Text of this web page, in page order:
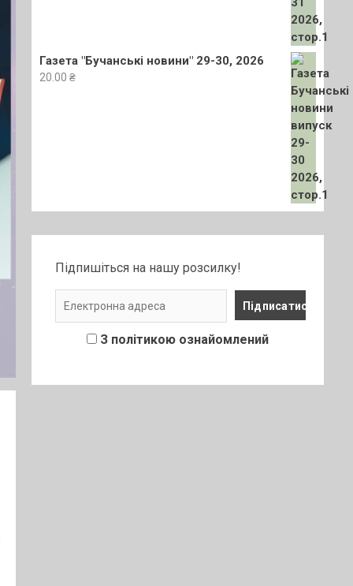
Газета "Бучанські новини" 29-30, 2026
20.00 ₴
Підпишіться на нашу розсилку!
З політикою ознайомлений